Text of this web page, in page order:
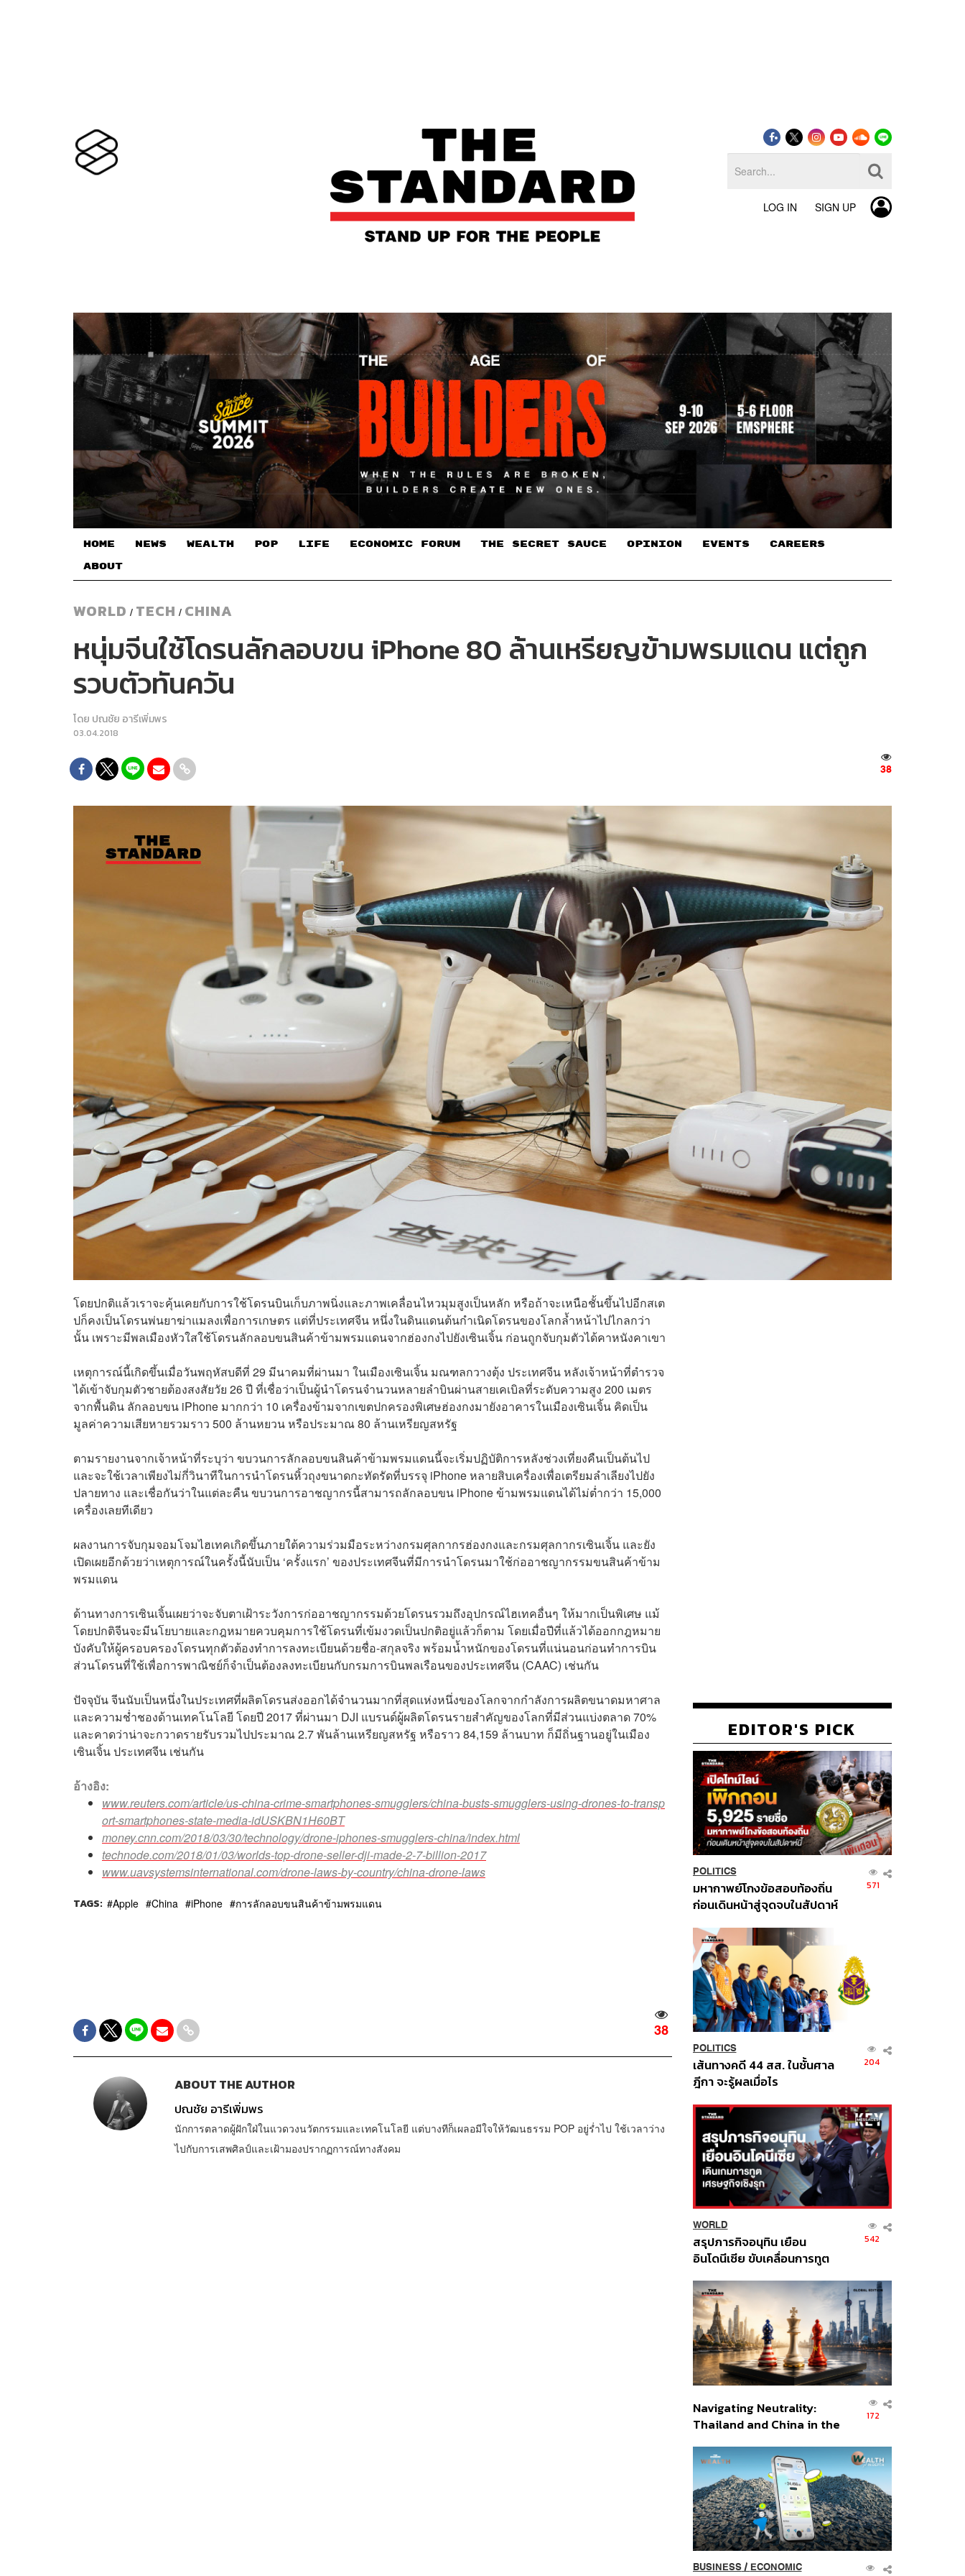
LOG IN SIGN UP
HOME NEWS WEALTH POP LIFE ECONOMIC FORUM THE SECRET SAUCE​ OPINION EVENTS CAREERS
ABOUT
WORLD / TECH / CHINA
หนุ่มจีนใช้โดรนลักลอบขน iPhone 80 ล้านเหรียญข้ามพรมแดน แต่ถูก
รวบตัวทันควัน
โดย ปณชัย อารีเพิ่มพร
03.04.2018
38
โดยปกติแล้วเราจะคุ้นเคยกับการใช้โดรนบินเก็บภาพนิ่งและภาพเคลื่อนไหวมุมสูงเป็นหลัก หรือถ้าจะเหนือชั้นขึ้นไปอีกสเต
ปก็คงเป็นโดรนพ่นยาฆ่าแมลงเพื่อการเกษตร แต่ที่ประเทศจีน หนึ่งในดินแดนต้นกำเนิดโดรนของโลกล้ำหน้าไปไกลกว่า
นั้น เพราะมีพลเมืองหัวใสใช้โดรนลักลอบขนสินค้าข้ามพรมแดนจากฮ่องกงไปยังเซินเจิ้น ก่อนถูกจับกุมตัวได้คาหนังคาเขา
เหตุการณ์นี้เกิดขึ้นเมื่อวันพฤหัสบดีที่ 29 มีนาคมที่ผ่านมา ในเมืองเซินเจิ้น มณฑลกวางตุ้ง ประเทศจีน หลังเจ้าหน้าที่ตำรวจ
ได้เข้าจับกุมตัวชายต้องสงสัยวัย 26 ปี ที่เชื่อว่าเป็นผู้นำโดรนจำนวนหลายลำบินผ่านสายเคเบิลที่ระดับความสูง 200 เมตร
จากพื้นดิน ลักลอบขน iPhone มากกว่า 10 เครื่องข้ามจากเขตปกครองพิเศษฮ่องกงมายังอาคารในเมืองเซินเจิ้น คิดเป็น
มูลค่าความเสียหายรวมราว 500 ล้านหยวน หรือประมาณ 80 ล้านเหรียญสหรัฐ
ตามรายงานจากเจ้าหน้าที่ระบุว่า ขบวนการลักลอบขนสินค้าข้ามพรมแดนนี้จะเริ่มปฏิบัติการหลังช่วงเที่ยงคืนเป็นต้นไป
และจะใช้เวลาเพียงไม่กี่วินาทีในการนำโดรนหิ้วถุงขนาดกะทัดรัดที่บรรจุ iPhone หลายสิบเครื่องเพื่อเตรียมลำเลียงไปยัง
ปลายทาง และเชื่อกันว่าในแต่ละคืน ขบวนการอาชญากรนี้สามารถลักลอบขน iPhone ข้ามพรมแดนได้ไม่ต่ำกว่า 15,000
เครื่องเลยทีเดียว
ผลงานการจับกุมจอมโจมไฮเทคเกิดขึ้นภายใต้ความร่วมมือระหว่างกรมศุลกากรฮ่องกงและกรมศุลกากรเซินเจิ้น และยัง
เปิดเผยอีกด้วยว่าเหตุการณ์ในครั้งนี้นับเป็น ‘ครั้งแรก’ ของประเทศจีนที่มีการนำโดรนมาใช้ก่ออาชญากรรมขนสินค้าข้าม
พรมแดน
ด้านทางการเซินเจิ้นเผยว่าจะจับตาเฝ้าระวังการก่ออาชญากรรมด้วยโดรนรวมถึงอุปกรณ์ไฮเทคอื่นๆ ให้มากเป็นพิเศษ แม้
โดยปกติจีนจะมีนโยบายและกฎหมายควบคุมการใช้โดรนที่เข้มงวดเป็นปกติอยู่แล้วก็ตาม โดยเมื่อปีที่แล้วได้ออกกฎหมาย
บังคับให้ผู้ครอบครองโดรนทุกตัวต้องทำการลงทะเบียนด้วยชื่อ-สกุลจริง พร้อมน้ำหนักของโดรนที่แน่นอนก่อนทำการบิน
ส่วนโดรนที่ใช้เพื่อการพาณิชย์ก็จำเป็นต้องลงทะเบียนกับกรมการบินพลเรือนของประเทศจีน (CAAC) เช่นกัน
ปัจจุบัน จีนนับเป็นหนึ่งในประเทศที่ผลิตโดรนส่งออกได้จำนวนมากที่สุดแห่งหนึ่งของโลกจากกำลังการผลิตขนาดมหาศาล
และความช่ำชองด้านเทคโนโลยี โดยปี 2017 ที่ผ่านมา DJI แบรนด์ผู้ผลิตโดรนรายสำคัญของโลกที่มีส่วนแบ่งตลาด 70%
และคาดว่าน่าจะกวาดรายรับรวมไปประมาณ 2.7 พันล้านเหรียญสหรัฐ หรือราว 84,159 ล้านบาท ก็มีถิ่นฐานอยู่ในเมือง
เซินเจิ้น ประเทศจีน เช่นกัน
อ้างอิง:
www.reuters.com/article/us-china-crime-smartphones-smugglers/china-busts-smugglers-using-drones-to-transp
ort-smartphones-state-media-idUSKBN1H60BT
money.cnn.com/2018/03/30/technology/drone-iphones-smugglers-china/index.html
technode.com/2018/01/03/worlds-top-drone-seller-dji-made-2-7-billion-2017
www.uavsystemsinternational.com/drone-laws-by-country/china-drone-laws
TAGS: Apple China iPhone การลักลอบขนสินค้าข้ามพรมแดน
38
ABOUT THE AUTHOR
ปณชัย อารีเพิ่มพร
นักการตลาดผู้ฝักใฝ่ในแวดวงนวัตกรรมและเทคโนโลยี แต่บางทีก็เผลอมีใจให้วัฒนธรรม POP อยู่ร่ำไป ใช้เวลาว่าง
ไปกับการเสพศิลป์และเฝ้ามองปรากฏการณ์ทางสังคม
EDITOR'S PICK
POLITICS
มหากาพย์โกงข้อสอบท้องถิ่น
ก่อนเดินหน้าสู่จุดจบในสัปดาห์
571
POLITICS
เส้นทางคดี 44 สส. ในชั้นศาล
ฎีกา จะรู้ผลเมื่อไร
204
WORLD
สรุปภารกิจอนุทิน เยือน
อินโดนีเซีย ขับเคลื่อนการทูต
ส่วนยุทธศาสตร์ไทย –
อินโดนีเซีย
542
Navigating Neutrality:
Thailand and China in the
Order
172
BUSINESS/ ECONOMIC